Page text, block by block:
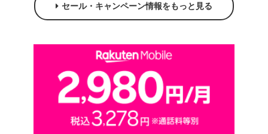
セール・キャンペーン情報をもっと見る